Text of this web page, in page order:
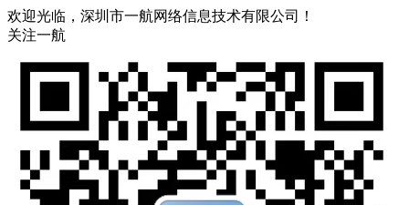
欢迎光临，深圳市一航网络信息技术有限公司！
关注一航